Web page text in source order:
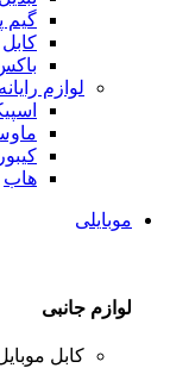
گیم
کابل
لوازم رایانه
هاب
موبایلی
لوازم جانبی
کابل